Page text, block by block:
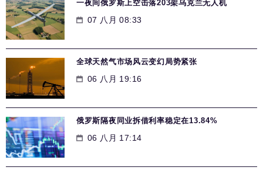
一夜间俄罗斯上空击落203架乌克兰无人机
07 八月 08:33
全球天然气市场风云变幻局势紧张
06 八月 19:16
俄罗斯隔夜同业拆借利率稳定在13.84%
06 八月 17:14